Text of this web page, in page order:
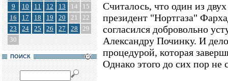
9
10 11 12 13 14
15
16
17 18 19 20 21
22
23
24 25 26 27 28
29
30
ПОИСК
Считалось, что один из
президент "Нортгаза"
согласился добровольно
Александру Починку. И
процедурой, которая
Однако этого до сих пор не